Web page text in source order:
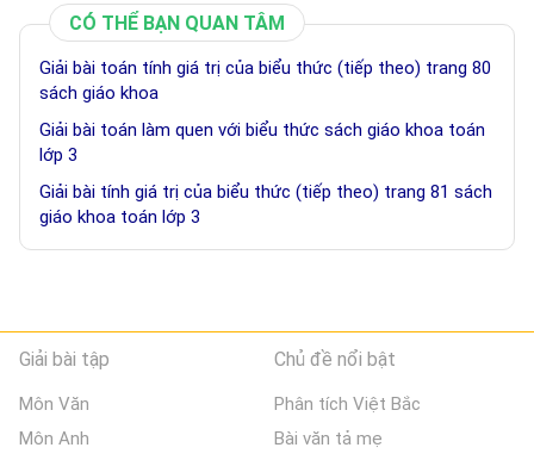
CÓ THỂ BẠN QUAN TÂM
Giải bài toán tính giá trị của biểu thức (tiếp theo) trang 80
sách giáo khoa
Giải bài toán làm quen với biểu thức sách giáo khoa toán
lớp 3
Giải bài tính giá trị của biểu thức (tiếp theo) trang 81 sách
giáo khoa toán lớp 3
Giải bài tập
Môn Văn
Môn Anh
Chủ đề nổi bật
Phân tích Việt Bắc
Bài văn tả mẹ